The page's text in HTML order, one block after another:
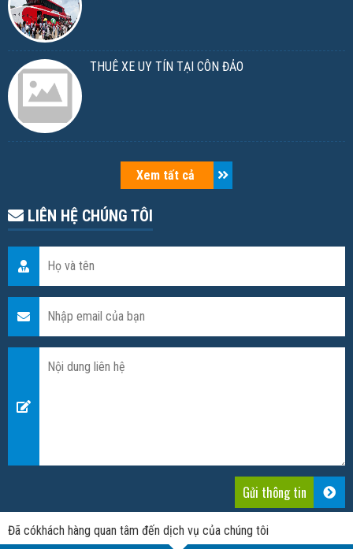
THUÊ XE UY TÍN TẠI CÔN ĐẢO
Xem tất cả
LIÊN HỆ CHÚNG TÔI
Đã cókhách hàng quan tâm đến dịch vụ của chúng tôi